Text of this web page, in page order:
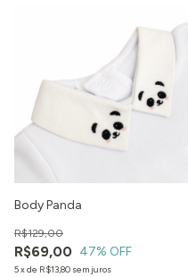
Body Panda
R$69,00
R$129,00
47% OFF
5xde R$13,80 sem juros